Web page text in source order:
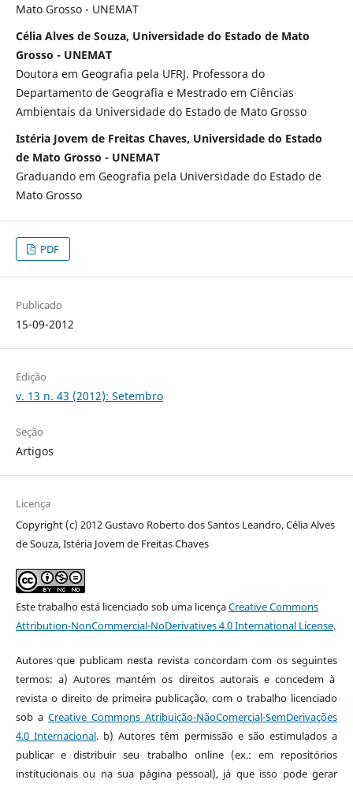
Mato Grosso - UNEMAT
Célia Alves de Souza, Universidade do Estado de Mato
Grosso - UNEMAT
Doutora em Geografia pela UFRJ. Professora do
Departamento de Geografia e Mestrado em Ciências
Ambientais da Universidade do Estado de Mato Grosso
Istéria Jovem de Freitas Chaves, Universidade do Estado
de Mato Grosso - UNEMAT
Graduando em Geografia pela Universidade do Estado de
Mato Grosso
PDF
Publicado
15-09-2012
Edição
v. 13 n. 43 (2012): Setembro
Seção
Artigos
Licença
Copyright (c) 2012 Gustavo Roberto dos Santos Leandro, Célia Alves
de Souza, Istéria Jovem de Freitas Chaves
Este trabalho está licenciado sob uma licençaCreative Commons
Attribution-NonCommercial-NoDerivatives 4.0 International License.
Autores que publicam nesta revista concordam com os seguintes
termos: a) Autores mantém os direitos autorais e concedem à
revista o direito de primeira publicação, com o trabalho licenciado
sob a Creative Commons Atribuição-NãoComercial-SemDerivações
4.0 Internacional. b) Autores têm permissão e são estimulados a
publicar e distribuir seu trabalho online (ex.: em repositórios
institucionais ou na sua página pessoal), já que isso pode gerar